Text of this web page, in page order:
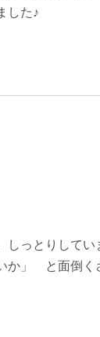
した♪
っとりして
」 と面倒